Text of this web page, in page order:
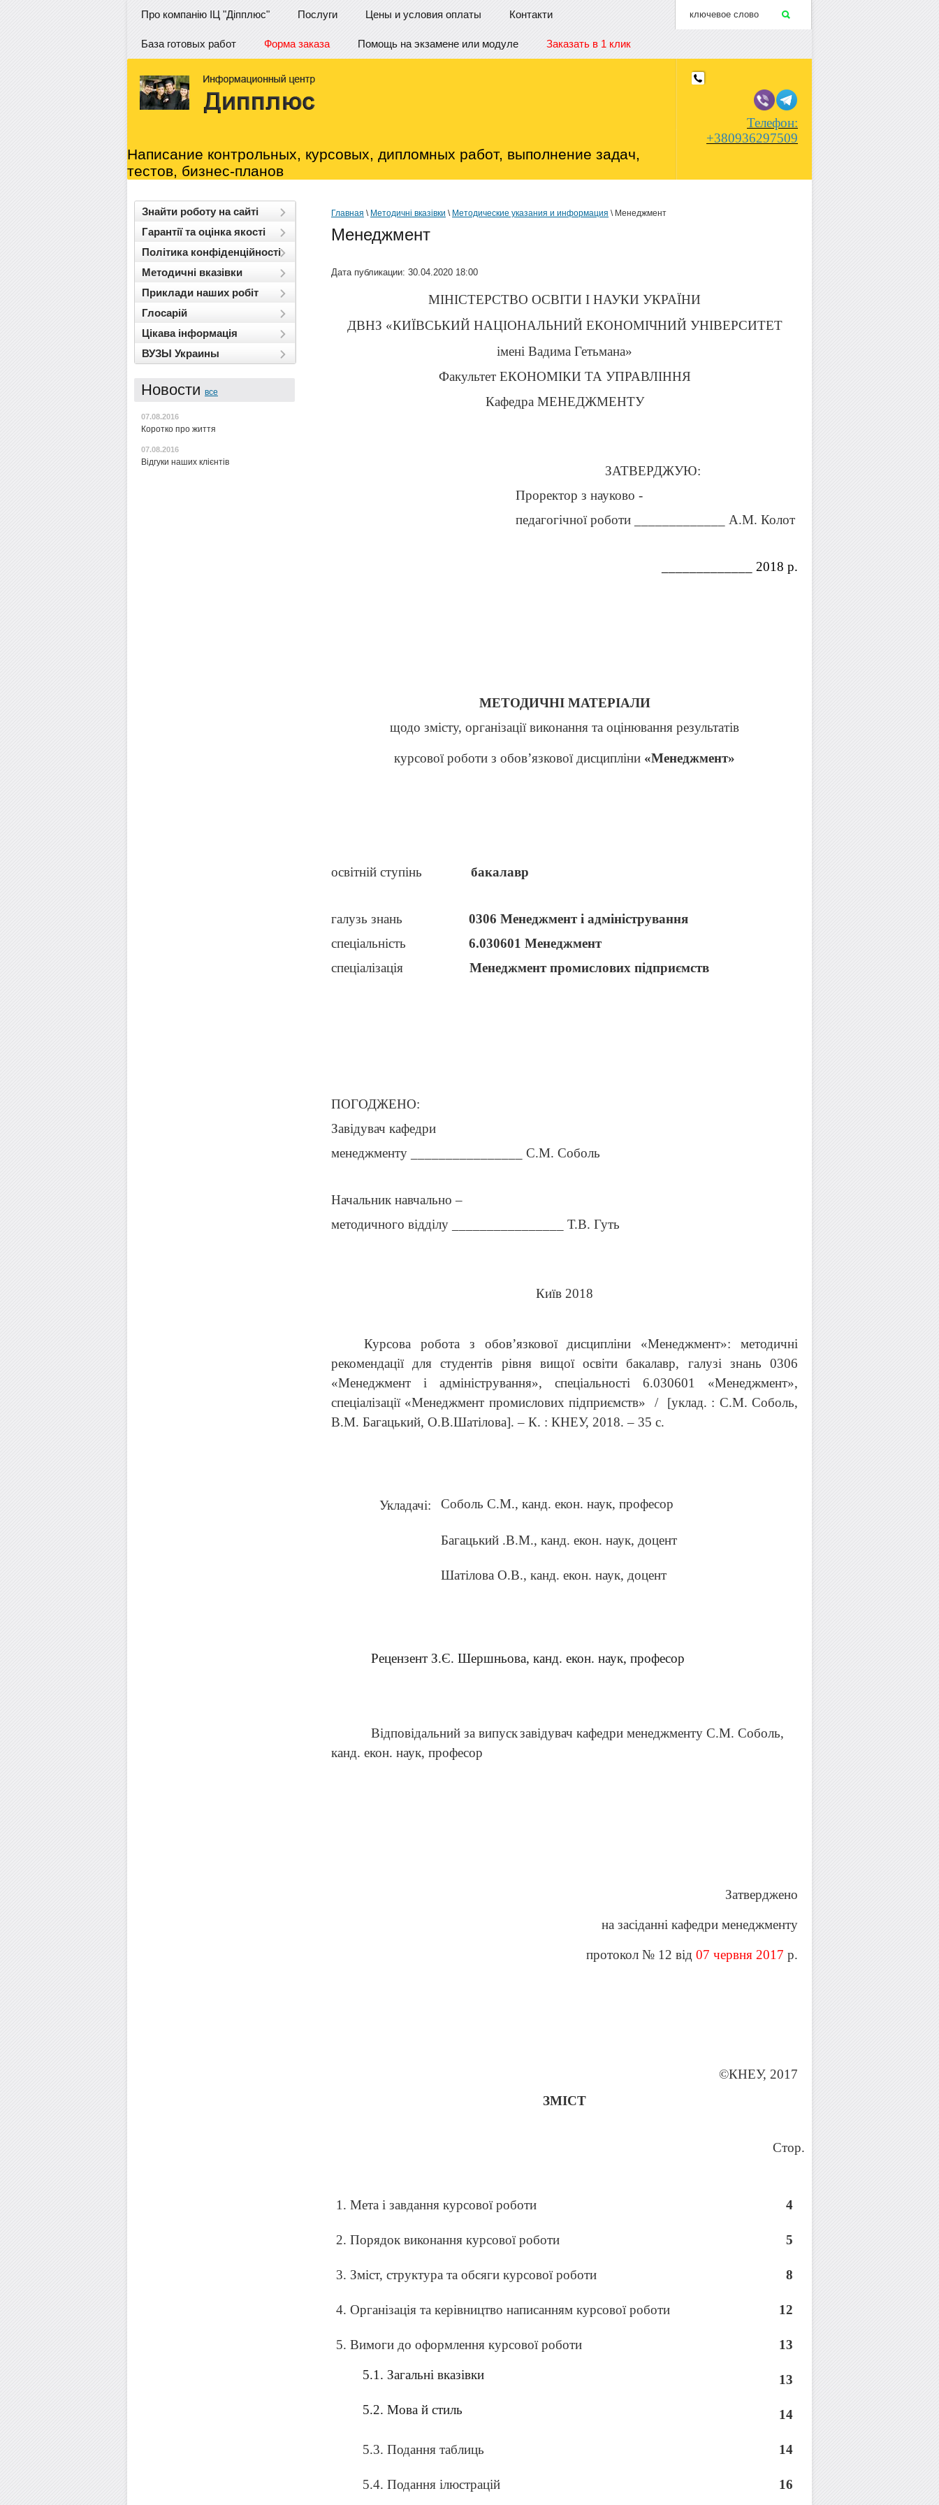
Про компанію ІЦ "Діпплюс" Послуги Цены и условия оплаты Контакти
База готовых работ Форма заказа Помощь на экзамене или модуле Заказать в 1 клик
Написание контрольных, курсовых, дипломных работ, выполнение задач,
тестов, бизнес-планов
Телефон:
+380936297509
Знайти роботу на сайті
Гарантії та оцінка якості
Політика конфіденційності
Методичні вказівки
Приклади наших робіт
Глосарій
Цікава інформація
ВУЗЫ Украины
Новости все
07.08.2016
Коротко про життя
07.08.2016
Відгуки наших клієнтів
Главная \ Методичні вказівки \ Методические указания и информация \ Менеджмент
Менеджмент
Дата публикации: 30.04.2020 18:00
МІНІСТЕРСТВО ОСВІТИ І НАУКИ УКРАЇНИ
ДВНЗ «КИЇВСЬКИЙ НАЦІОНАЛЬНИЙ ЕКОНОМІЧНИЙ УНІВЕРСИТЕТ
імені Вадима Гетьмана»
Факультет ЕКОНОМІКИ ТА УПРАВЛІННЯ
Кафедра МЕНЕДЖМЕНТУ
ЗАТВЕРДЖУЮ:
Проректор з науково -
педагогічної роботи _____________ А.М. Колот
2018 р.
МЕТОДИЧНІ МАТЕРІАЛИ
щодо змісту, організації виконання та оцінювання результатів
курсової роботи з обов’язкової дисципліни «Менеджмент»
освітній ступінь бакалавр
галузь знань 0306 Менеджмент і адміністрування
спеціальність 6.030601 Менеджмент
спеціалізація Менеджмент промислових підприємств
ПОГОДЖЕНО:
Завідувач кафедри
менеджменту ________________ С.М. Соболь
Начальник навчально –
методичного відділу ________________ Т.В. Гуть
Київ 2018
Курсова робота з обов’язкової дисципліни «Менеджмент»: методичні
рекомендації для студентів рівня вищої освіти бакалавр, галузі знань 0306
«Менеджмент і адміністрування», спеціальності 6.030601 «Менеджмент»,
спеціалізації «Менеджмент промислових підприємств» / [уклад. : С.М. Соболь,
В.М. Багацький, О.В.Шатілова]. – К. : КНЕУ, 2018. – 35 с.
Укладачі: Соболь С.М., канд. екон. наук, професор
Багацький .В.М., канд. екон. наук, доцент
Шатілова О.В., канд. екон. наук, доцент
Рецензент З.Є. Шершньова, канд. екон. наук, професор
Відповідальний за випуск завідувач кафедри менеджменту С.М. Соболь,
канд. екон. наук, професор
Затверджено
на засіданні кафедри менеджменту
протокол № 12 від 07 червня 2017 р.
©КНЕУ, 2017
ЗМІСТ
Стор.
1. Мета і завдання курсової роботи 4
2. Порядок виконання курсової роботи 5
3. Зміст, структура та обсяги курсової роботи 8
4. Організація та керівництво написанням курсової роботи 12
5. Вимоги до оформлення курсової роботи 13
5.1. Загальні вказівки 13
5.2. Мова й стиль 14
5.3. Подання таблиць 14
5.4. Подання ілюстрацій 16